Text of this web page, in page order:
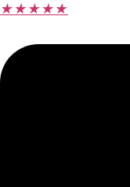
★★★★★